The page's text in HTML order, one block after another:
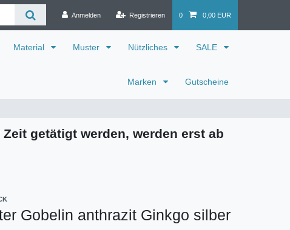
Anmelden Registrieren 0 0,00 EUR
Material Muster Nützliches SALE
Marken Gutscheine
getätigt werden, werden erst ab
Gobelin anthrazit Ginkgo silber